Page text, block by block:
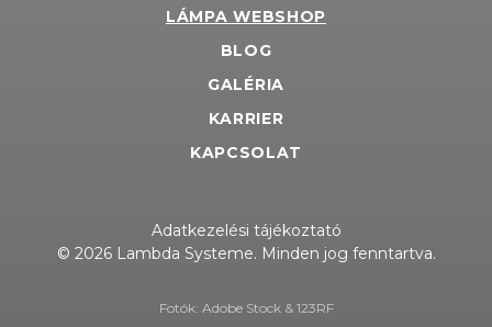
LÁMPA WEBSHOP
BLOG
GALÉRIA
KARRIER
KAPCSOLAT
Adatkezelési tájékoztató
© 2026 Lambda Systeme. Minden jog fenntartva.
Fotók: Adobe Stock & 123RF